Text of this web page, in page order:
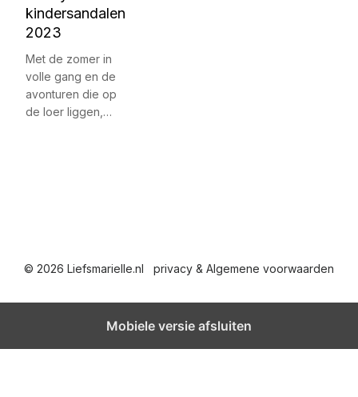
kindersandalen
2023
Met de zomer in
volle gang en de
avonturen die op
de loer liggen,…
© 2026 Liefsmarielle.nl privacy & Algemene voorwaarden
Mobiele versie afsluiten